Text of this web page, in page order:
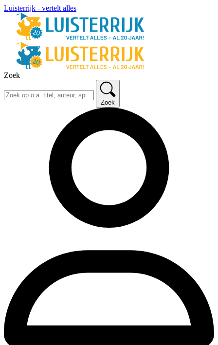
Luisterrijk - vertelt alles
Zoek
Zoek